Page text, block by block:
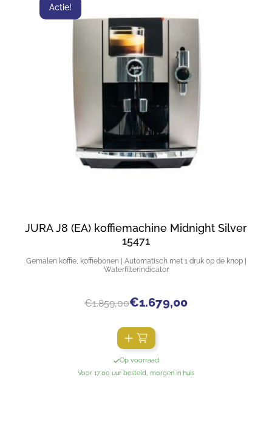
Actie!
JURA J8 (EA) koffiemachine Midnight Silver
15471
Gemalen koffie, koffiebonen | Automatisch met 1 druk op de knop |
Waterfilterindicator
€1.859,00€1.679,00
Op voorraad
Voor 17:00 uur besteld, morgen in huis